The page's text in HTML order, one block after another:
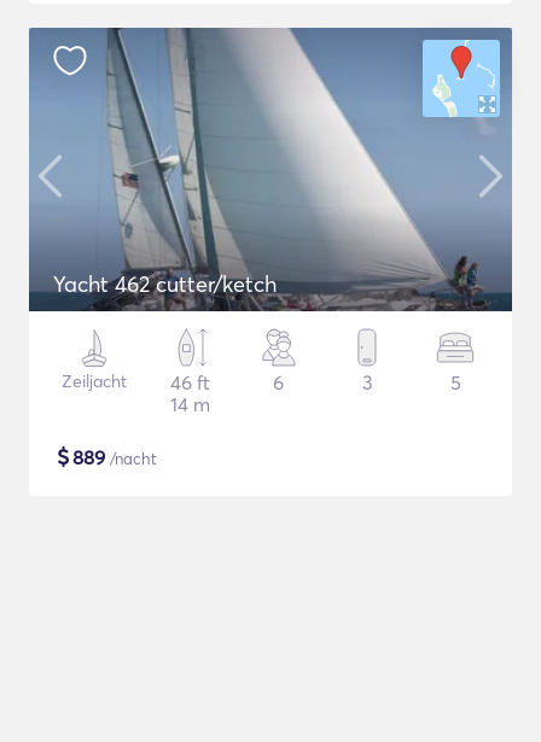
Yacht 462 cutter/ketch
Zeiljacht
46 ft
14 m
6 3 5
$889 /nacht